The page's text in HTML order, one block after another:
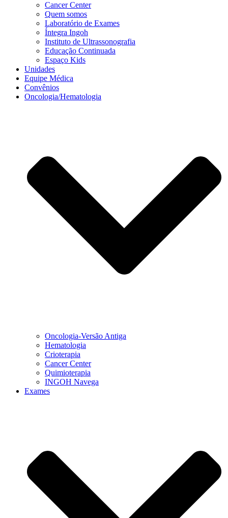
Cancer Center
Quem somos
Laboratório de Exames
Íntegra Ingoh
Instituto de Ultrassonografia
Educação Continuada
Espaço Kids
Unidades
Equipe Médica
Convênios
Oncologia/Hematologia
Oncologia-Versão Antiga
Hematologia
Crioterapia
Cancer Center
Quimioterapia
INGOH Navega
Exames